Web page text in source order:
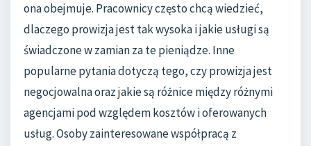
ona obejmuje. Pracownicy często chcą wiedzieć,
dlaczego prowizja jest tak wysoka i jakie usługi są
świadczone w zamian za te pieniądze. Inne
popularne pytania dotyczą tego, czy prowizja jest
negocjowalna oraz jakie są różnice między różnymi
agencjami pod względem kosztów i oferowanych
usług. Osoby zainteresowane współpracą z